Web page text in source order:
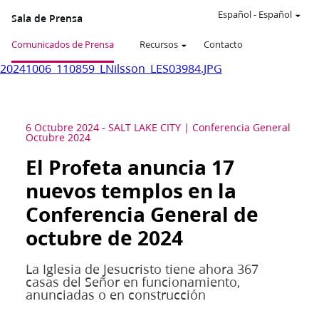
Sala de Prensa
Comunicados de Prensa Recursos Contacto
Español- Español
20241006_110859_LNilsson_LES03984.JPG
6 Octubre 2024 - SALT LAKE CITY Conferencia General
Octubre 2024
El Profeta anuncia 17
nuevos templos en la
Conferencia General de
octubre de 2024
La Iglesia de Jesucristo tiene ahora 367
casas del Señor en funcionamiento,
anunciadas o en construcción